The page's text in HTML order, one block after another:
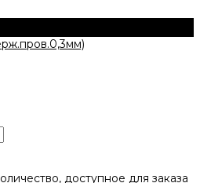
доступное для заказа